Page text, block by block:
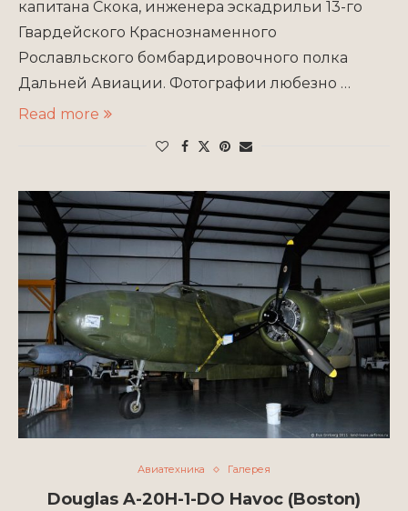
капитана Скока, инженера эскадрильи 13-го
Гвардейского Краснознаменного
Рославльского бомбардировочного полка
Дальней Авиации. Фотографии любезно …
Read more
Авиатехника Галерея
Douglas A-20H-1-DO Havoc (Boston)